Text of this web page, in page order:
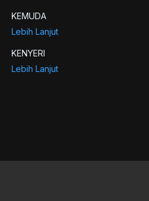
KEMUDA
Lebih Lanjut
KENYERI
Lebih Lanjut